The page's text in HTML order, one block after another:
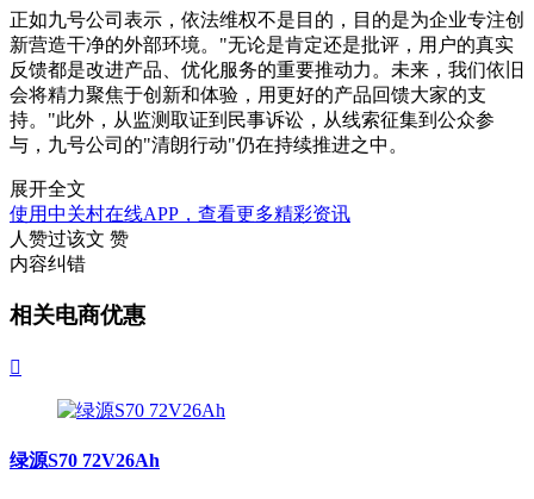
正如九号公司表示，依法维权不是目的，目的是为企业专注创
新营造干净的外部环境。"无论是肯定还是批评，用户的真实
反馈都是改进产品、优化服务的重要推动力。未来，我们依旧
会将精力聚焦于创新和体验，用更好的产品回馈大家的支
持。"此外，从监测取证到民事诉讼，从线索征集到公众参
与，九号公司的"清朗行动"仍在持续推进之中。
展开全文
使用中关村在线APP，查看更多精彩资讯
人赞过该文 赞
内容纠错
相关电商优惠

绿源S70 72V26Ah